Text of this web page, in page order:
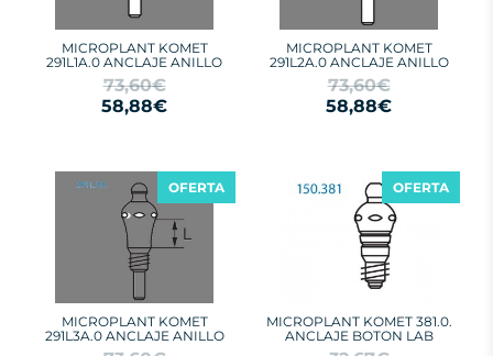
MICROPLANT KOMET
291L1A.0 ANCLAJE ANILLO
73,60€
58,88€
MICROPLANT KOMET
291L2A.0 ANCLAJE ANILLO
73,60€
58,88€
MICROPLANT KOMET
291L3A.0 ANCLAJE ANILLO
OFERTA
MICROPLANT KOMET 381.0.
ANCLAJE BOTON LAB
OFERTA